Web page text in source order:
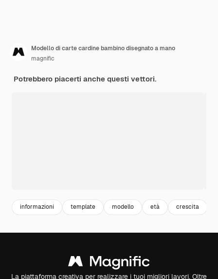
Modello di carte cardine bambino disegnato a mano
magnific
Potrebbero piacerti anche questi vettori.
informazioni template modello età crescita
La piattaforma creativa per realizzare i tuoi migliori lavori. Oltre